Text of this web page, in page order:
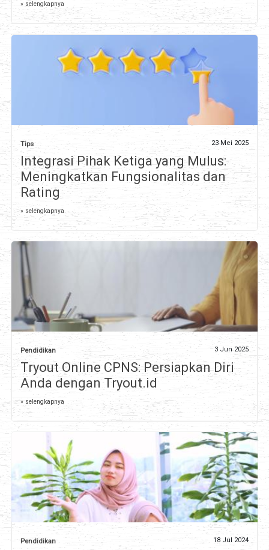
» selengkapnya
Tips 23 Mei 2025
Integrasi Pihak Ketiga yang Mulus:
Meningkatkan Fungsionalitas dan
Rating
» selengkapnya
Pendidikan 3 Jun 2025
Tryout Online CPNS: Persiapkan Diri
Anda dengan Tryout.id
» selengkapnya
Pendidikan 18 Jul 2024